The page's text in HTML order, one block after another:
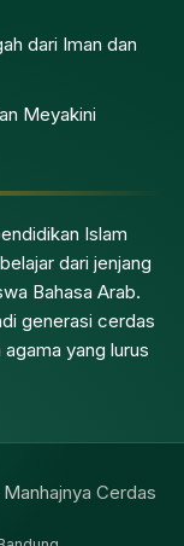
dari Iman dan
Meyakini
Islam
dari jenjang
Bahasa Arab.
generasi cerdas
yang lurus
Cerdas